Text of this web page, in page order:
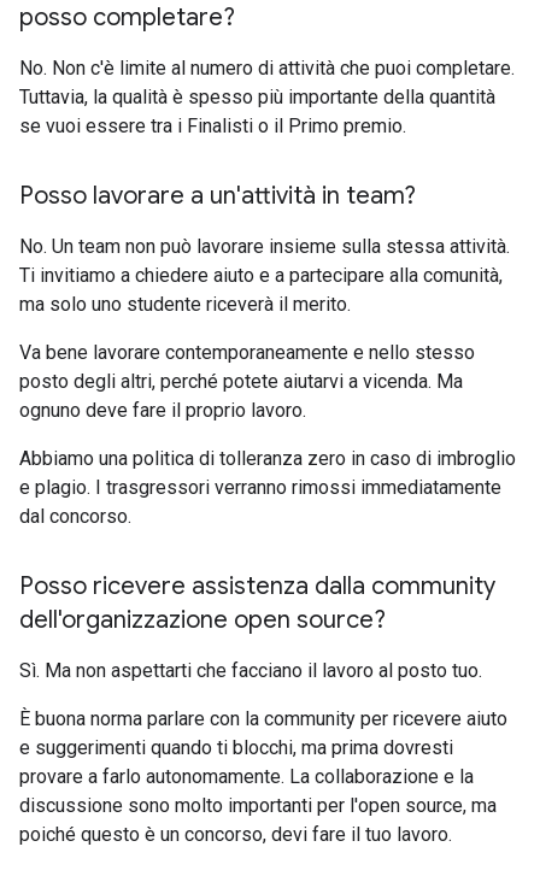
posso completare?
No. Non c'è limite al numero di attività che puoi completare.
Tuttavia, la qualità è spesso più importante della quantità
se vuoi essere tra i Finalisti o il Primo premio.
Posso lavorare a un'attività in team?
No. Un team non può lavorare insieme sulla stessa attività.
Ti invitiamo a chiedere aiuto e a partecipare alla comunità,
ma solo uno studente riceverà il merito.
Va bene lavorare contemporaneamente e nello stesso
posto degli altri, perché potete aiutarvi a vicenda. Ma
ognuno deve fare il proprio lavoro.
Abbiamo una politica di tolleranza zero in caso di imbroglio
e plagio. I trasgressori verranno rimossi immediatamente
dal concorso.
Posso ricevere assistenza dalla community
dell'organizzazione open source?
Sì. Ma non aspettarti che facciano il lavoro al posto tuo.
È buona norma parlare con la community per ricevere aiuto
e suggerimenti quando ti blocchi, ma prima dovresti
provare a farlo autonomamente. La collaborazione e la
discussione sono molto importanti per l'open source, ma
poiché questo è un concorso, devi fare il tuo lavoro.